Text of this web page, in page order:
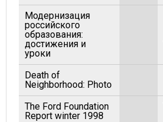
Модернизация
российского
образования:
достижения и
уроки
Death of
Neighborhood: Photo
The Ford Foundation
Report winter 1998